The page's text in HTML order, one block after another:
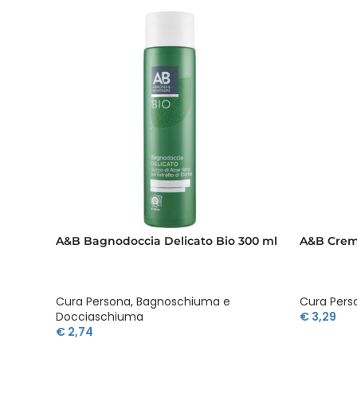
A&B Bagnodoccia Delicato Bio 300 ml
Cura Persona, Bagnoschiuma e
Docciaschiuma
€ 2,74
A&B
Cura
€3,29